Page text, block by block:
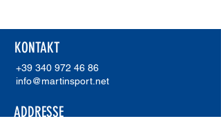
KONTAKT
+39 340 972 46 86
info@martinsport.net
ADDRESSE